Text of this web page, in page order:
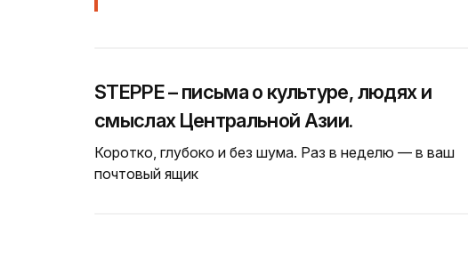
STEPPE – письма о культуре, людях и
смыслах Центральной Азии.
Коротко, глубоко и без шума. Раз в неделю — в ваш
почтовый ящик